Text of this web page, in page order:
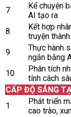
7
Kể chuyện
AI tạo ra
8
Kết hợp
truyện
9
Thực hành
ngắn bằng
10
Phân tích
tính cách
CẤP ĐỘ SÁNG
1
Phát triển
cao trào,